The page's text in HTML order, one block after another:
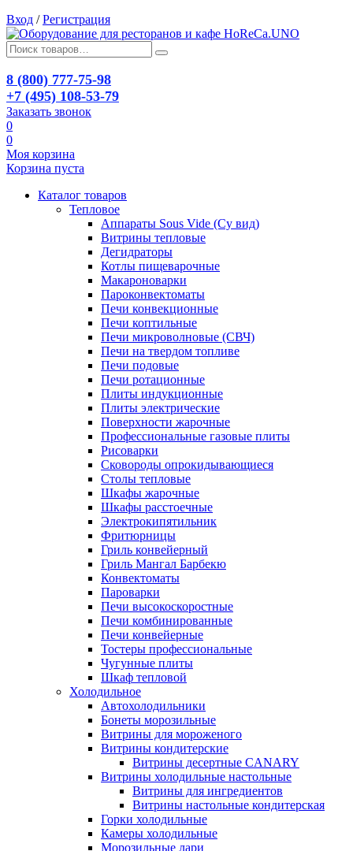
Вход / Регистрация
8 (800) 777-75-98
+7 (495) 108-53-79
Заказать звонок
0
0
Моя корзина
Корзина пуста
Каталог товаров
Тепловое
Аппараты Sous Vide (Су вид)
Витрины тепловые
Дегидраторы
Котлы пищеварочные
Макароноварки
Пароконвектоматы
Печи конвекционные
Печи коптильные
Печи микроволновые (СВЧ)
Печи на твердом топливе
Печи подовые
Печи ротационные
Плиты индукционные
Плиты электрические
Поверхности жарочные
Профессиональные газовые плиты
Рисоварки
Сковороды опрокидывающиеся
Столы тепловые
Шкафы жарочные
Шкафы расстоечные
Электрокипятильник
Фритюрницы
Гриль конвейерный
Гриль Мангал Барбекю
Конвектоматы
Пароварки
Печи высокоскоростные
Печи комбинированные
Печи конвейерные
Тостеры профессиональные
Чугунные плиты
Шкаф тепловой
Холодильное
Автохолодильники
Бонеты морозильные
Витрины для мороженого
Витрины кондитерские
Витрины десертные CANARY
Витрины холодильные настольные
Витрины для ингредиентов
Витрины настольные кондитерская
Горки холодильные
Камеры холодильные
Морозильные лари